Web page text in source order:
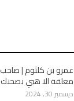
عمرو بن كلثوم | صاحب
معلقة الا هبي بصحنك
ديسمبر 30, 2024